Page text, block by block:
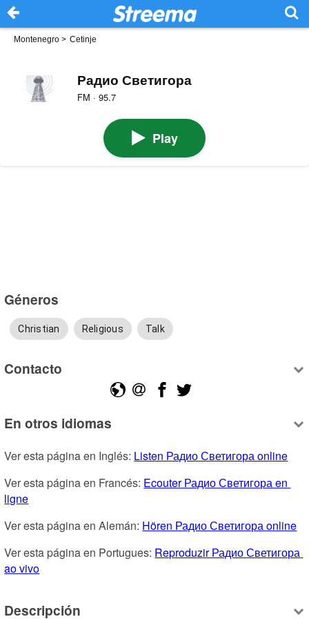
Montenegro > Cetinje
Радио Светигора
FM · 95.7
Play
Géneros
Christian Religious Talk
Contacto
En otros idiomas
Ver esta página en Inglés: Listen Радио Светигора online
Ver esta página en Francés: Ecouter Радио Светигора en
ligne
Ver esta página en Alemán: Hören Радио Светигора online
Ver esta página en Portugues: Reproduzir Радио Светигора
ao vivo
Descripción